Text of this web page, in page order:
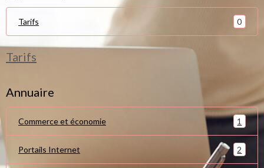
Tarifs 0
Tarifs
Annuaire
Commerce et économie 1
Portails Internet 2